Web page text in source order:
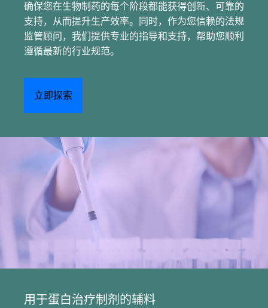
确保您在生物制药的每个阶段都能获得创新、可靠的
支持，从而提升生产效率。同时，作为您信赖的法规
监管顾问，我们提供专业的指导和支持，帮助您顺利
遵循最新的行业规范。
立即探索
用于蛋白治疗制剂的辅料